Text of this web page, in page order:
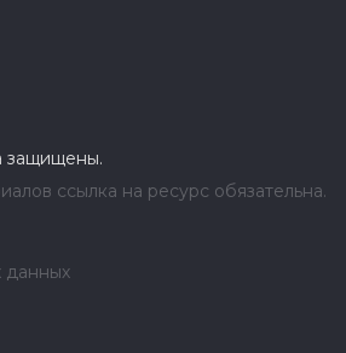
защищены.
ссылка на ресурс обязательна.
данных